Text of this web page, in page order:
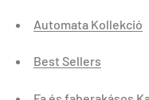
Automata Kollekció
Best Sellers